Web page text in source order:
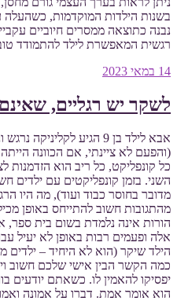
בשנות הילדות המוקדמות, כשהעלה
נבנה כתוצאה ממסרים חיוביים
רגשית המאפשרת לילד להתמודד טוב
פורסם
14 במאי 2023
לשקר יש רגליים,
אבא לילד בן 9 הגיע
(והפעם לא ציינתי, אם הכוונה
כל קונפליקט, כל ריב הוא הזדמנות
השני. בזמן קונפליקטים עם
מדובר בחוסר כבוד ועוד), מה
מהתגובות חשוב להתייחס באופן
הורות אינה נלמדת בשום בית ספר,
אלה ופעמים רבות באופן לא יעיל עבור
הילד שיקר (הוא לא היחיד –
כמה הקשר הבין אישי שלכם חשוב
יפסיקו להאמין לו. כשאתם יודעים
הוא אומר אמת. דברו על אמונה